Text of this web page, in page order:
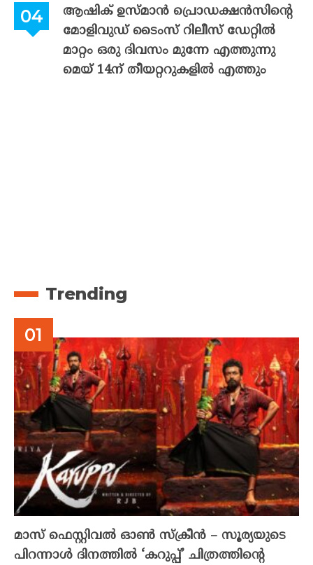
ആഷിക് ഉസ്മാൻ പ്രൊഡക്ഷൻസിന്റെ
മോളിവുഡ് ടൈംസ് റിലീസ് ഡേറ്റിൽ
മാറ്റം ഒരു ദിവസം മുന്നേ എത്തുന്നു
മെയ് 14ന് തീയറ്ററുകളിൽ എത്തും
Trending
മാസ് ഫെസ്റ്റിവൽ ഓൺ സ്‌ക്രീൻ – സൂര്യയുടെ
പിറന്നാൾ ദിനത്തിൽ ‘കറുപ്പ്’ ചിത്രത്തിന്റെ